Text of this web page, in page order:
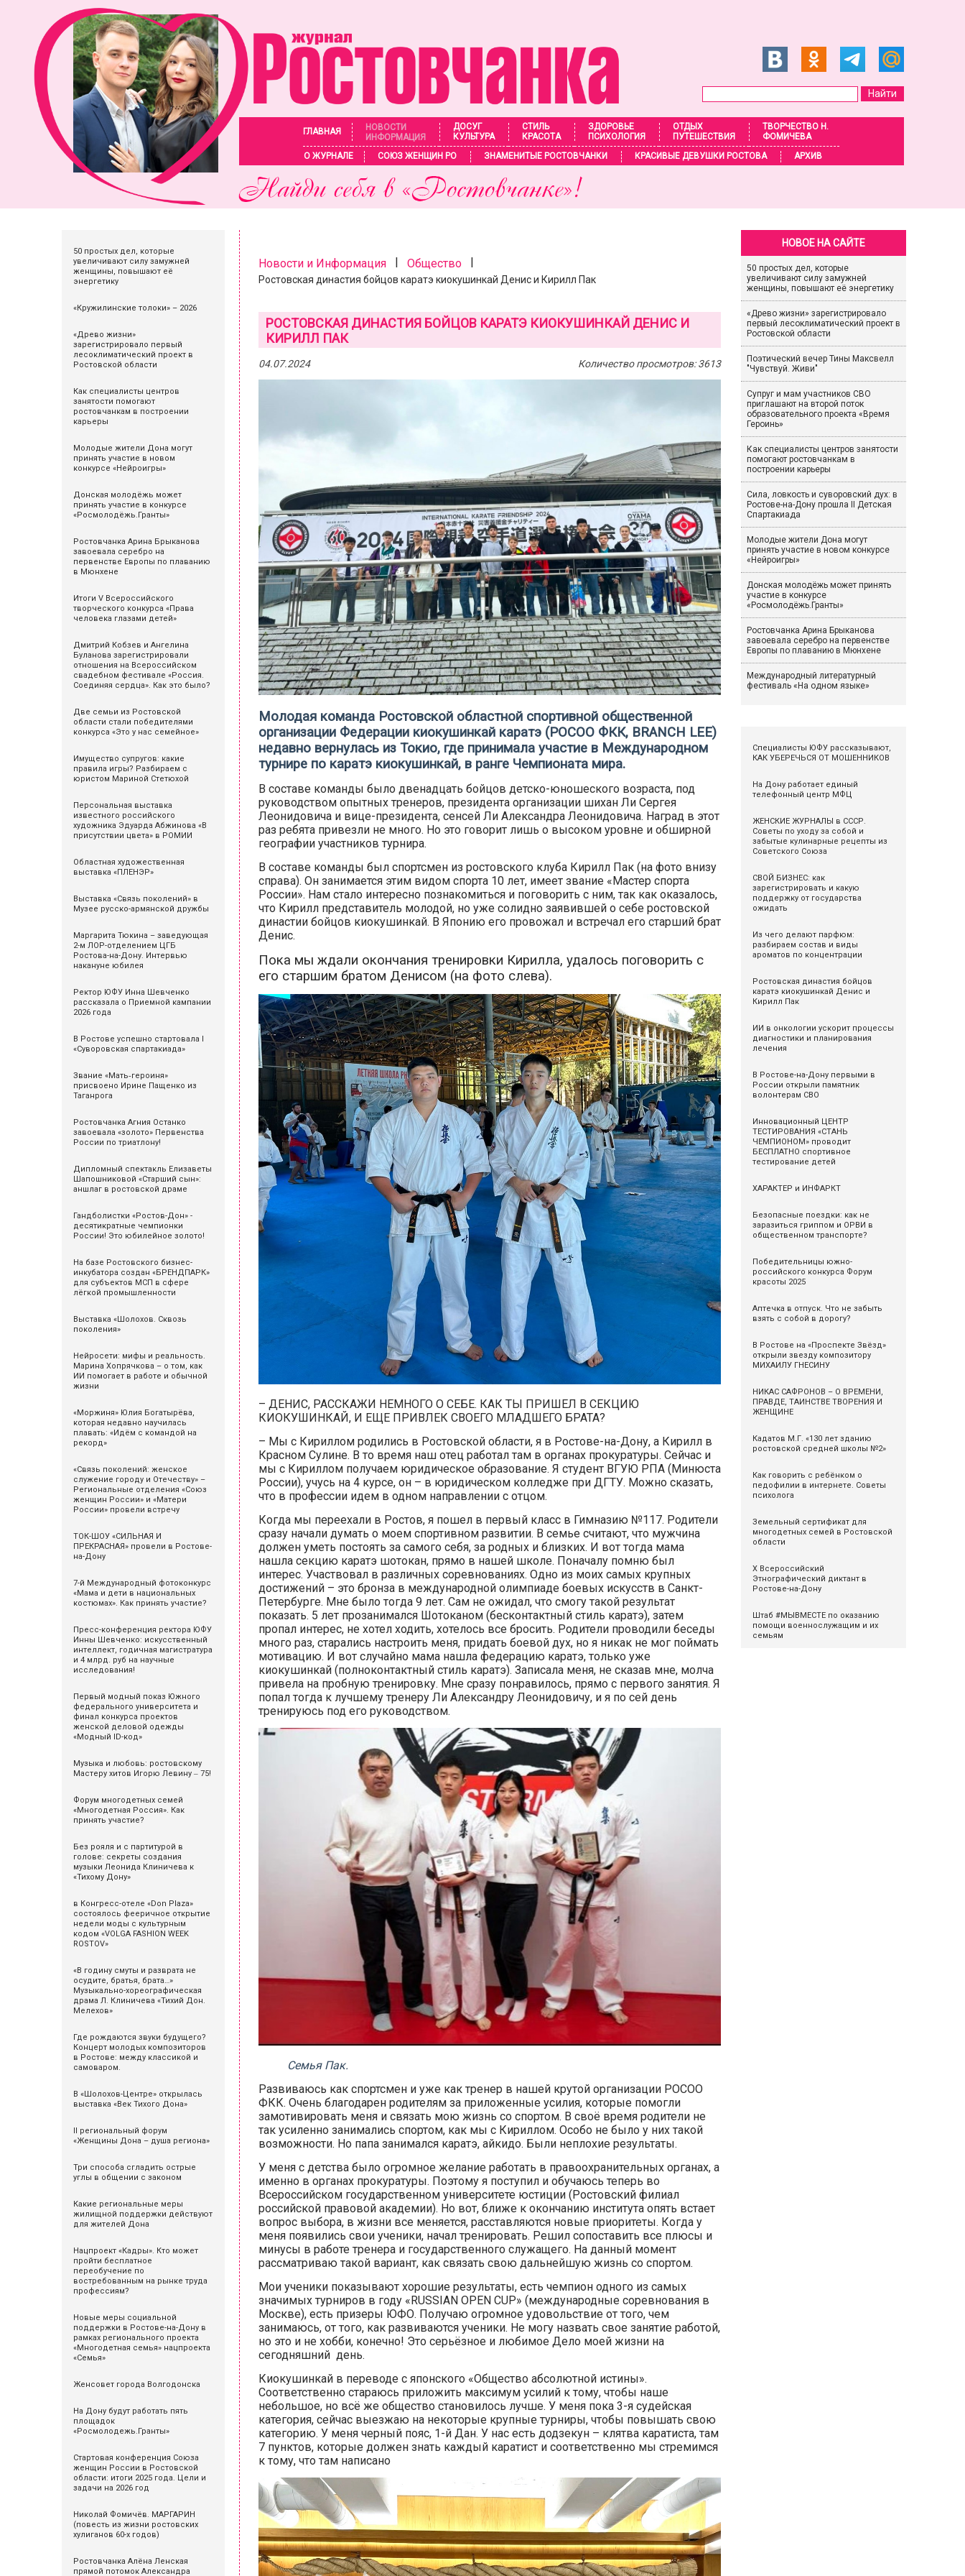
ГЛАВНАЯ
НОВОСТИ
ИНФОРМАЦИЯ
ДОСУГ
КУЛЬТУРА
СТИЛЬ
КРАСОТА
ЗДОРОВЬЕ
ПСИХОЛОГИЯ
ОТДЫХ
ПУТЕШЕСТВИЯ
ТВОРЧЕСТВО Н.
ФОМИЧЕВА
О ЖУРНАЛЕ
СОЮЗ ЖЕНЩИН РО ЗНАМЕНИТЫЕ РОСТОВЧАНКИ КРАСИВЫЕ ДЕВУШКИ РОСТОВА АРХИВ
50 простых дел, которые
увеличивают силу замужней
женщины, повышают её
энергетику
«Кружилинские толоки» – 2026
«Древо жизни»
зарегистрировало первый
лесоклиматический проект в
Ростовской области
Как специалисты центров
занятости помогают
ростовчанкам в построении
карьеры
Молодые жители Дона могут
принять участие в новом
конкурсе «Нейроигры»
Донская молодёжь может
принять участие в конкурсе
«Росмолодёжь.Гранты»
Ростовчанка Арина Брыканова
завоевала серебро на
первенстве Европы по плаванию
в Мюнхене
Итоги V Всероссийского
творческого конкурса «Права
человека глазами детей»
Дмитрий Кобзев и Ангелина
Буланова зарегистрировали
отношения на Всероссийском
свадебном фестивале «Россия.
Соединяя сердца». Как это было?
Две семьи из Ростовской
области стали победителями
конкурса «Это у нас семейное»
Имущество супругов: какие
правила игры? Разбираем с
юристом Мариной Стетюхой
Персональная выставка
известного российского
художника Эдуарда Абжинова «В
присутствии цвета» в РОМИИ
Областная художественная
выставка «ПЛЕНЭР»
Выставка «Связь поколений» в
Музее русско-армянской дружбы
Маргарита Тюкина – заведующая
2-м ЛОР-отделением ЦГБ
Ростова-на-Дону. Интервью
накануне юбилея
Ректор ЮФУ Инна Шевченко
рассказала о Приемной кампании
2026 года
В Ростове успешно стартовала I
«Суворовская спартакиада»
Звание «Мать‑героиня»
присвоено Ирине Пащенко из
Таганрога
Ростовчанка Агния Останко
завоевала «золото» Первенства
России по триатлону!
Дипломный спектакль Елизаветы
Шапошниковой «Старший сын»:
аншлаг в ростовской драме
Гандболистки «Ростов-Дон» -
десятикратные чемпионки
России! Это юбилейное золото!
На базе Ростовского бизнес-
инкубатора создан «БРЕНДПАРК»
для субъектов МСП в сфере
лёгкой промышленности
Выставка «Шолохов. Сквозь
поколения»
Нейросети: мифы и реальность.
Марина Хопрячкова – о том, как
ИИ помогает в работе и обычной
жизни
«Моржиня» Юлия Богатырёва,
которая недавно научилась
плавать: «Идём с командой на
рекорд»
«Связь поколений: женское
служение городу и Отечеству» –
Региональные отделения «Союз
женщин России» и «Матери
России» провели встречу
ТОК-ШОУ «СИЛЬНАЯ И
ПРЕКРАСНАЯ» провели в Ростове-
на-Дону
7-й Международный фотоконкурс
«Мама и дети в национальных
костюмах». Как принять участие?
Пресс-конференция ректора ЮФУ
Инны Шевченко: искусственный
интеллект, годичная магистратура
и 4 млрд. руб на научные
исследования!
Первый модный показ Южного
федерального университета и
финал конкурса проектов
женской деловой одежды
«Модный ID-код»
Музыка и любовь: ростовскому
Мастеру хитов Игорю Левину ‒ 75!
Форум многодетных семей
«Многодетная Россия». Как
принять участие?
Без рояля и с партитурой в
голове: секреты создания
музыки Леонида Клиничева к
«Тихому Дону»
в Конгресс-отеле «Don Plaza»
состоялось фееричное открытие
недели моды с культурным
кодом «VOLGA FASHION WEEK
ROSTOV»
«В годину смуты и разврата не
осудите, братья, брата…»
Музыкально-хореографическая
драма Л. Клиничева «Тихий Дон.
Мелехов»
Где рождаются звуки будущего?
Концерт молодых композиторов
в Ростове: между классикой и
самоваром.
В «Шолохов-Центре» открылась
выставка «Век Тихого Дона»
II региональный форум
«Женщины Дона – душа региона»
Три способа сгладить острые
углы в общении с законом
Какие региональные меры
жилищной поддержки действуют
для жителей Дона
Нацпроект «Кадры». Кто может
пройти бесплатное
переобучение по
востребованным на рынке труда
профессиям?
Новые меры социальной
поддержки в Ростове-на-Дону в
рамках регионального проекта
«Многодетная семья» нацпроекта
«Семья»
Женсовет города Волгодонска
На Дону будут работать пять
площадок
«Росмолодежь.Гранты»
Стартовая конференция Союза
женщин России в Ростовской
области: итоги 2025 года. Цели и
задачи на 2026 год
Николай Фомичёв. МАРГАРИН
(повесть из жизни ростовских
хулиганов 60-х годов)
Ростовчанка Алёна Ленская
прямой потомок Александра
Новости и Информация| Общество|
Ростовская династия бойцов каратэ киокушинкай Денис и Кирилл Пак
РОСТОВСКАЯ ДИНАСТИЯ БОЙЦОВ КАРАТЭ КИОКУШИНКАЙ ДЕНИС И
КИРИЛЛ ПАК
04.07.2024 Количество просмотров: 3613
Молодая команда Ростовской областной спортивной общественной
организации Федерации киокушинкай каратэ (РОСОО ФКК, BRANCH LEE)
недавно вернулась из Токио, где принимала участие в Международном
турнире по каратэ киокушинкай, в ранге Чемпионата мира.
В составе команды было двенадцать бойцов детско-юношеского возраста, под
руководством опытных тренеров, президента организации шихан Ли Сергея
Леонидовича и вице-президента, сенсей Ли Александра Леонидовича. Наград в этот
раз ребята привезли не много. Но это говорит лишь о высоком уровне и обширной
географии участников турнира.
В составе команды был спортсмен из ростовского клуба Кирилл Пак (на фото внизу
справа). Он занимается этим видом спорта 10 лет, имеет звание «Мастер спорта
России». Нам стало интересно познакомиться и поговорить с ним, так как оказалось,
что Кирилл представитель молодой, но уже солидно заявившей о себе ростовской
династии бойцов киокушинкай. В Японию его провожал и встречал его старший брат
Денис.
Пока мы ждали окончания тренировки Кирилла, удалось поговорить с
его старшим братом Денисом (на фото слева).
– ДЕНИС, РАССКАЖИ НЕМНОГО О СЕБЕ. КАК ТЫ ПРИШЕЛ В СЕКЦИЮ
КИОКУШИНКАЙ, И ЕЩЕ ПРИВЛЕК СВОЕГО МЛАДШЕГО БРАТА?
– Мы с Кириллом родились в Ростовской области, я в Ростове-на-Дону, а Кирилл в
Красном Сулине. В то время наш отец работал там в органах прокуратуры. Сейчас и
мы с Кириллом получаем юридическое образование. Я студент ВГУЮ РПА (Минюста
России), учусь на 4 курсе, он – в юридическом колледже при ДГТУ. Можно сказать,
что в профессии идем в одном направлении с отцом.
Когда мы переехали в Ростов, я пошел в первый класс в Гимназию №117. Родители
сразу начали думать о моем спортивном развитии. В семье считают, что мужчина
должен уметь постоять за самого себя, за родных и близких. И вот тогда мама
нашла секцию каратэ шотокан, прямо в нашей школе. Поначалу помню был
интерес. Участвовал в различных соревнованиях. Одно из моих самых крупных
достижений – это бронза в международной олимпиаде боевых искусств в Санкт-
Петербурге. Мне было тогда 9 лет. Сам не ожидал, что смогу такой результат
показать. 5 лет прозанимался Шотоканом (бесконтактный стиль каратэ), затем
пропал интерес, не хотел ходить, хотелось все бросить. Родители проводили беседы
много раз, старались настроить меня, придать боевой дух, но я никак не мог поймать
мотивацию. И вот случайно мама нашла федерацию каратэ, только уже
киокушинкай (полноконтактный стиль каратэ). Записала меня, не сказав мне, молча
привела на пробную тренировку. Мне сразу понравилось, прямо с первого занятия. Я
попал тогда к лучшему тренеру Ли Александру Леонидовичу, и я по сей день
тренируюсь под его руководством.
Семья Пак.
Развиваюсь как спортсмен и уже как тренер в нашей крутой организации РОСОО
ФКК. Очень благодарен родителям за приложенные усилия, которые помогли
замотивировать меня и связать мою жизнь со спортом. В своё время родители не
так усиленно занимались спортом, как мы с Кириллом. Особо не было у них такой
возможности. Но папа занимался каратэ, айкидо. Были неплохие результаты.
У меня с детства было огромное желание работать в правоохранительных органах, а
именно в органах прокуратуры. Поэтому я поступил и обучаюсь теперь во
Всероссийском государственном университете юстиции (Ростовский филиал
российской правовой академии). Но вот, ближе к окончанию института опять встает
вопрос выбора, в жизни все меняется, расставляются новые приоритеты. Когда у
меня появились свои ученики, начал тренировать. Решил сопоставить все плюсы и
минусы в работе тренера и государственного служащего. На данный момент
рассматриваю такой вариант, как связать свою дальнейшую жизнь со спортом.
Мои ученики показывают хорошие результаты, есть чемпион одного из самых
значимых турниров в году «RUSSIAN OPEN CUP» (международные соревнования в
Москве), есть призеры ЮФО. Получаю огромное удовольствие от того, чем
занимаюсь, от того, как развиваются ученики. Не могу назвать свое занятие работой,
но это и не хобби, конечно! Это серьёзное и любимое Дело моей жизни на
сегодняшний день.
Киокушинкай в переводе с японского «Общество абсолютной истины».
Соответственно стараюсь приложить максимум усилий к тому, чтобы наше
небольшое, но всё же общество становилось лучше. У меня пока 3-я судейская
категория, сейчас выезжаю на некоторые крупные турниры, чтобы повышать свою
категорию. У меня черный пояс, 1-й Дан. У нас есть додзекун – клятва каратиста, там
7 пунктов, которые должен знать каждый каратист и соответственно мы стремимся
к тому, что там написано
НОВОЕ НА САЙТЕ
50 простых дел, которые
увеличивают силу замужней
женщины, повышают её энергетику
«Древо жизни» зарегистрировало
первый лесоклиматический проект в
Ростовской области
Поэтический вечер Тины Максвелл
"Чувствуй. Живи"
Супруг и мам участников СВО
приглашают на второй поток
образовательного проекта «Время
Героинь»
Как специалисты центров занятости
помогают ростовчанкам в
построении карьеры
Сила, ловкость и суворовский дух: в
Ростове-на-Дону прошла II Детская
Спартакиада
Молодые жители Дона могут
принять участие в новом конкурсе
«Нейроигры»
Донская молодёжь может принять
участие в конкурсе
«Росмолодёжь.Гранты»
Ростовчанка Арина Брыканова
завоевала серебро на первенстве
Европы по плаванию в Мюнхене
Международный литературный
фестиваль «На одном языке»
Специалисты ЮФУ рассказывают,
КАК УБЕРЕЧЬСЯ ОТ МОШЕННИКОВ
На Дону работает единый
телефонный центр МФЦ
ЖЕНСКИЕ ЖУРНАЛЫ в СССР.
Советы по уходу за собой и
забытые кулинарные рецепты из
Советского Союза
СВОЙ БИЗНЕС: как
зарегистрировать и какую
поддержку от государства
ожидать
Из чего делают парфюм:
разбираем состав и виды
ароматов по концентрации
Ростовская династия бойцов
каратэ киокушинкай Денис и
Кирилл Пак
ИИ в онкологии ускорит процессы
диагностики и планирования
лечения
В Ростове-на-Дону первыми в
России открыли памятник
волонтерам СВО
Инновационный ЦЕНТР
ТЕСТИРОВАНИЯ «СТАНЬ
ЧЕМПИОНОМ» проводит
БЕСПЛАТНО спортивное
тестирование детей
ХАРАКТЕР и ИНФАРКТ
Безопасные поездки: как не
заразиться гриппом и ОРВИ в
общественном транспорте?
Победительницы южно-
российского конкурса Форум
красоты 2025
Аптечка в отпуск. Что не забыть
взять с собой в дорогу?
В Ростове на «Проспекте Звёзд»
открыли звезду композитору
МИХАИЛУ ГНЕСИНУ
НИКАС САФРОНОВ – О ВРЕМЕНИ,
ПРАВДЕ, ТАИНСТВЕ ТВОРЕНИЯ И
ЖЕНЩИНЕ
Кадатов М.Г. «130 лет зданию
ростовской средней школы №2»
Как говорить с ребёнком о
педофилии в интернете. Советы
психолога
Земельный сертификат для
многодетных семей в Ростовской
области
X Всероссийский
Этнографический диктант в
Ростове-на-Дону
Штаб #МЫВМЕСТЕ по оказанию
помощи военнослужащим и их
семьям